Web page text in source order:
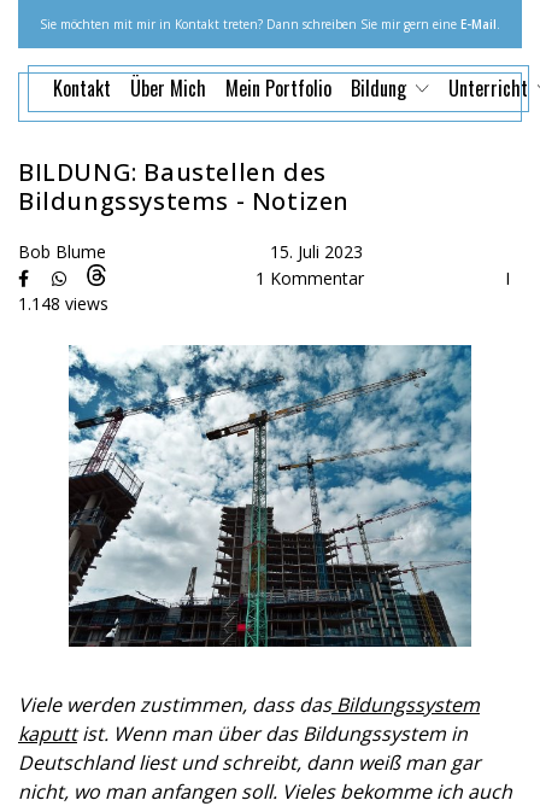
Sie möchten mit mir in Kontakt treten? Dann schreiben Sie mir gern eine E-Mail.
Kontakt Über Mich Mein Portfolio Bildung Unterricht
BILDUNG: Baustellen des
Bildungssystems - Notizen
Bob Blume
15. Juli 2023
1 Kommentar
I
1.148 views
Viele werden zustimmen, dass dasBildungssystem
kaputtist. Wenn man über das Bildungssystem in
Deutschland liest und schreibt, dann weiß man gar
nicht, wo man anfangen soll. Vieles bekomme ich auch